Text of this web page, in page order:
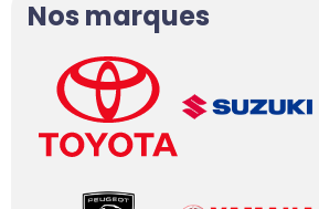
Nos marques